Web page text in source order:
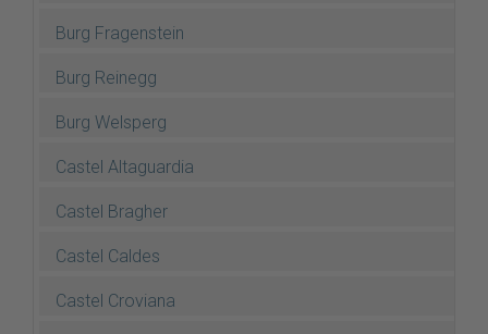
Burg Fragenstein
Burg Reinegg
Burg Welsperg
Castel Altaguardia
Castel Bragher
Castel Caldes
Castel Croviana